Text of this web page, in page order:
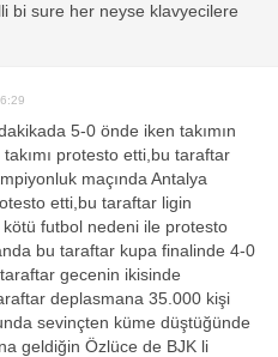
bi sure her neyse klavyecilere
5-0 önde iken takımın
protesto etti,bu taraftar
maçında Antalya
etti,bu taraftar ligin
futbol nedeni ile protesto
bu taraftar kupa finalinde 4-0
taraftar gecenin ikisinde
deplasmana 35.000 kişi
sevinçten küme düştüğünde
geldiğin Özlüce de BJK li